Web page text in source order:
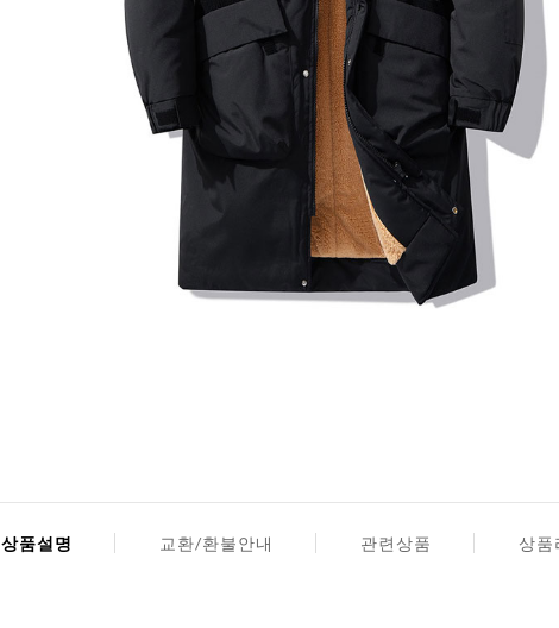
상품설명 교환/환불안내 관련상품 상품